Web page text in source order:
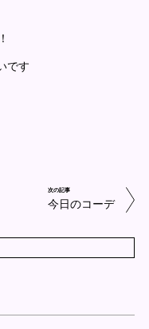
です
次の記事
今日のコーデ